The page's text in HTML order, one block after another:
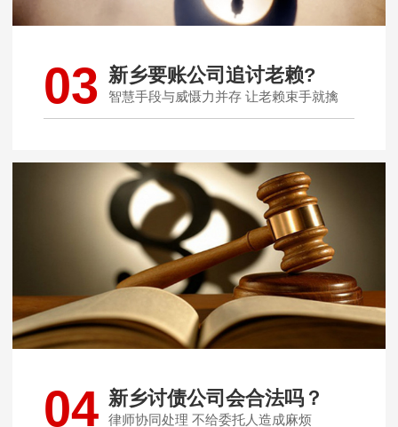
03 新乡要账公司追讨老赖?
智慧手段与威慑力并存 让老赖束手就擒
04 新乡讨债公司会合法吗？
律师协同处理 不给委托人造成麻烦